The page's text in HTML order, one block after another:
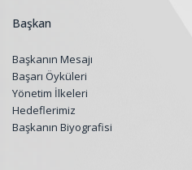
Başkan
Başkanın Mesajı
Başarı Öyküleri
Yönetim İlkeleri
Hedeflerimiz
Başkanın Biyografisi